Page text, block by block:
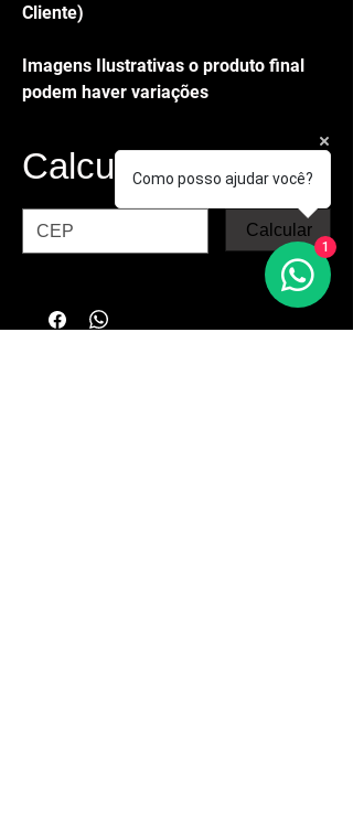
Cliente)
Imagens Ilustrativas o produto final
podem haver variações
Calcule seu frete
Calcular
Como posso ajudar você?
1